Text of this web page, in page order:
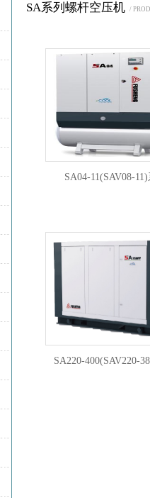
SA系列螺杆空压机 /
SA04-11(SAV08-
SA220-400(SAV220-